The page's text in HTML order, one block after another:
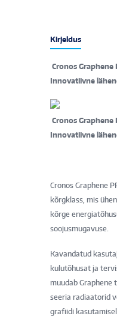
WiFi
ja
puldiga
kogus
Kirjeldus
Cronos Graphene
Innovatiivne
Cronos Graphene
Innovatiivne
Cronos Graphene
kõrgklass, mis
kõrge
soojusmugavuse.
Kavandatud
kulutõhusat ja
muudab Graphene
seeria radiaatorid
grafiidi